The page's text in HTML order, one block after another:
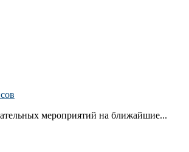
мероприятий на ближайшие...